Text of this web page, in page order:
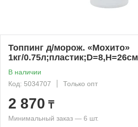
Топпинг д/морож. «Мохито»
1кг/0.75л;пластик;D=8,H=26см
В наличии
Код: 5034707
Только опт
2 870 ₸
Минимальный заказ — 6 шт.